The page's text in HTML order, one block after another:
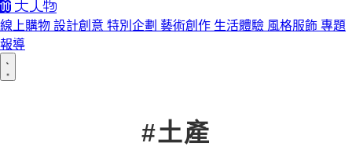
線上購物 設計創意 特別企劃 藝術創作 生活體驗 風格服飾 專題
報導
#土產